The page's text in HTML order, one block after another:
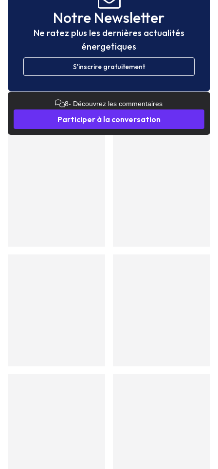
Notre Newsletter
Ne ratez plus les dernières actualités
énergetiques
S'inscrire gratuitement
8- Découvrez les commentaires
Participer à la conversation